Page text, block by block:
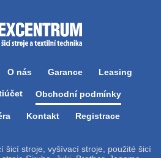
O nás Garance Leasing
Obchodní podmínky
Kontakt Registrace
šicí stroje, vyšívací stroje, použité šicí